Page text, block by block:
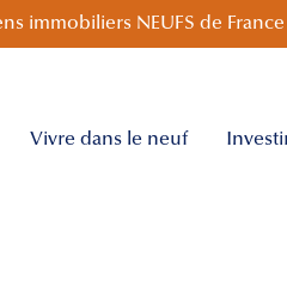
immobiliers NEUFS de
Vivre dans le neuf